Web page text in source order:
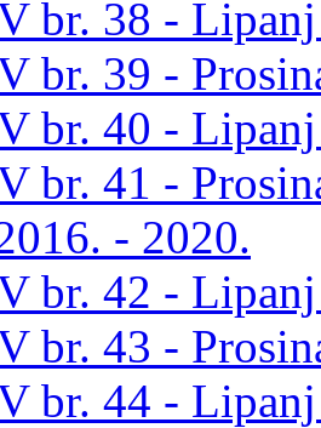
br. 38 -
br. 39 -
br. 40 -
br. 41 -
- 2020.
br. 42 -
br. 43 -
br. 44 -